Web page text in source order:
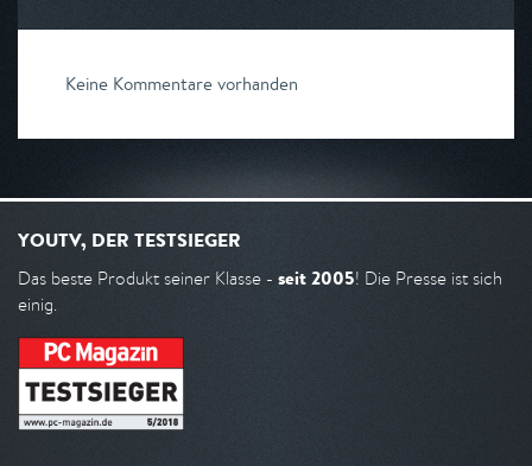
Keine Kommentare vorhanden
YOUTV, DER TESTSIEGER
Das beste Produkt seiner Klasse - seit 2005! Die Presse ist sich
einig.